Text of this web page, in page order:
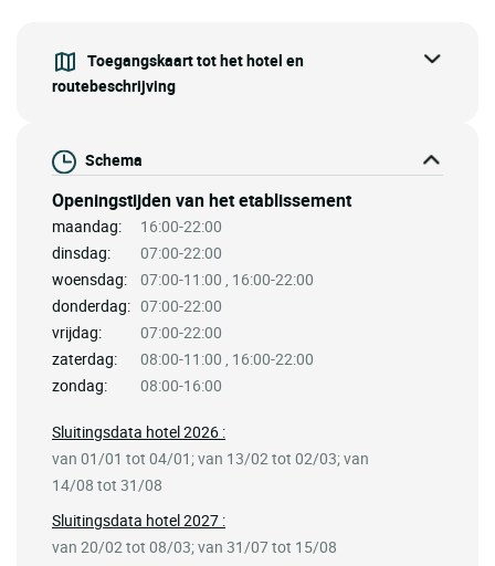
Toegangskaart tot het hotel en
routebeschrijving
Schema
Openingstijden van het etablissement
maandag:
16:00-22:00
dinsdag:
07:00-22:00
woensdag:
07:00-11:00 , 16:00-22:00
donderdag: 07:00-22:00
vrijdag:
07:00-22:00
zaterdag:
08:00-11:00 , 16:00-22:00
zondag:
08:00-16:00
Sluitingsdata hotel 2026 :
van 01/01 tot 04/01; van 13/02 tot 02/03; van
14/08 tot 31/08
Sluitingsdata hotel 2027 :
van 20/02 tot 08/03; van 31/07 tot 15/08